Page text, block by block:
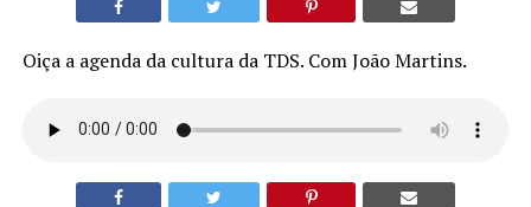
Oiça a agenda da cultura da TDS. Com João Martins.